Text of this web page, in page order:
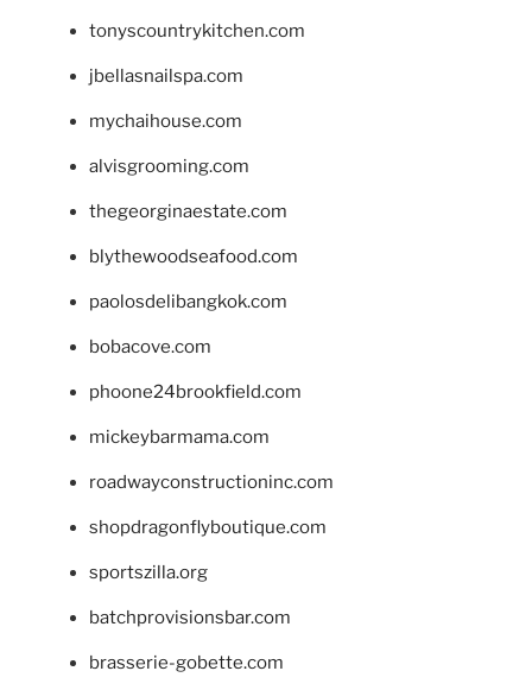
tonyscountrykitchen.com
jbellasnailspa.com
mychaihouse.com
alvisgrooming.com
thegeorginaestate.com
blythewoodseafood.com
paolosdelibangkok.com
bobacove.com
phoone24brookfield.com
mickeybarmama.com
roadwayconstructioninc.com
shopdragonflyboutique.com
sportszilla.org
batchprovisionsbar.com
brasserie-gobette.com